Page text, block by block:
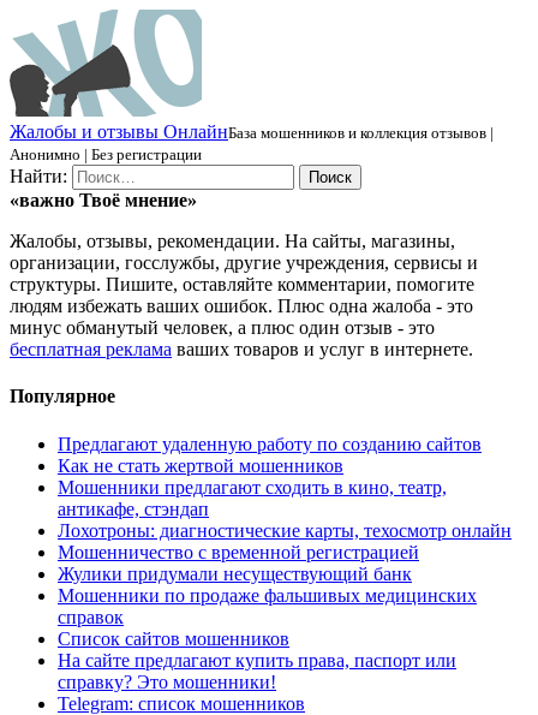
Жалобы и отзывы ОнлайнБаза мошенников и коллекция отзывов |
Анонимно | Без регистрации
Найти:
«важно Твоё мнение»
Жалобы, отзывы, рекомендации. На сайты, магазины,
организации, госслужбы, другие учреждения, сервисы и
структуры. Пишите, оставляйте комментарии, помогите
людям избежать ваших ошибок. Плюс одна жалоба - это
минус обманутый человек, а плюс один отзыв - это
бесплатная реклама ваших товаров и услуг в интернете.
Популярное
Предлагают удаленную работу по созданию сайтов
Как не стать жертвой мошенников
Мошенники предлагают сходить в кино, театр,
антикафе, стэндап
Лохотроны: диагностические карты, техосмотр онлайн
Мошенничество с временной регистрацией
Жулики придумали несуществующий банк
Мошенники по продаже фальшивых медицинских
справок
Список сайтов мошенников
На сайте предлагают купить права, паспорт или
справку? Это мошенники!
Telegram: список мошенников